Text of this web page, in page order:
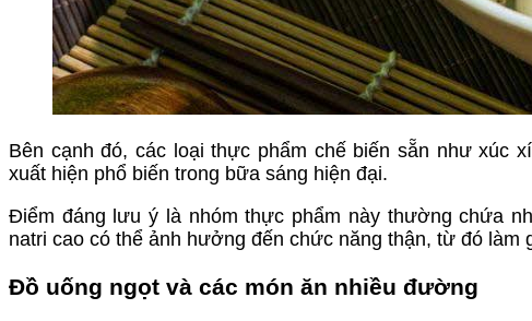
Bên cạnh đó, các loại thực phẩm chế biến sẵn như xúc
xuất hiện phổ biến trong bữa sáng hiện đại.
Điểm đáng lưu ý là nhóm thực phẩm này thường chứa
natri cao có thể ảnh hưởng đến chức năng thận, từ đó làm
Đồ uống ngọt và các món ăn nhiều đường